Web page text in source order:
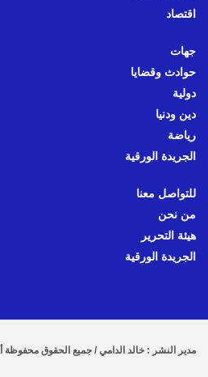
اقتصاد
جهات
حوادث وقضايا
دولية
دين ودنيا
رياضة
الجريدة الورقية
للتواصل معنا
من نحن
هيئة التحرير
الجريدة الورقية
مدير النشر : خالد الدامي / جميع الحقوق محفوظة